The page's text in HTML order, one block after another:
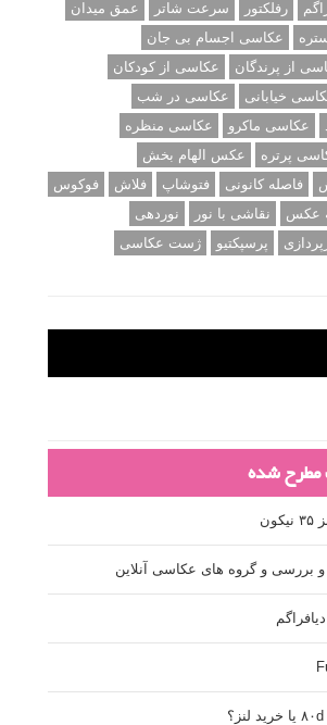
رفلکتور سرعت شاتر
عمق میدان
عکاسی اجسام بی جان
از پرندگان
عکاسی از کودکان
خیابانی
عکاسی در شب
عکاسی ماکرو
عکاسی منظره
پرتره
عکس الهام بخش
فاصله کانونی فتوشاپ فلاش
فوکوس
عکس نقاشی با نور
نوردهی
پرسپکتیو ژست عکاسی
مطرح شده
و بررسی و گروه های عکاسی آنلاین